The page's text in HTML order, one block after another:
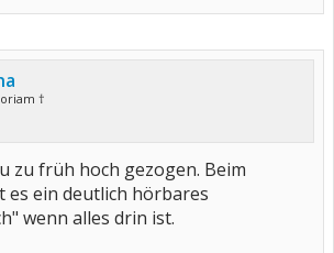
†
zu früh hoch gezogen. Beim
es ein deutlich hörbares
wenn alles drin ist.